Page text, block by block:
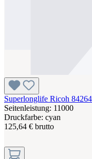
Superlonglife Ricoh
Seitenleistung: 11000
Druckfarbe: cyan
125,64 € brutto